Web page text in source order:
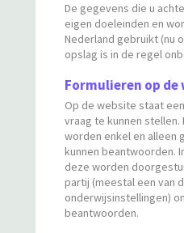
De gegevens die u
eigen doeleinden en
Nederland gebruikt (nu
opslag is in de regel
Formulieren op de
Op de website staat
vraag te kunnen stellen.
worden enkel en alleen
kunnen beantwoorden.
deze worden
partij (meestal een van
onderwijsinstellingen)
beantwoorden.